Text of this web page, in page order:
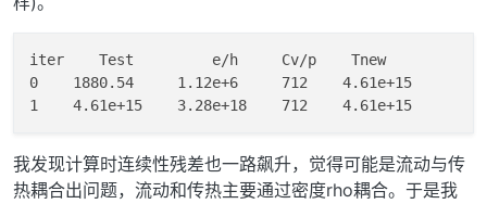
iter    Test         e/h     Cv/p    Tnew
0    1880.54     1.12e+6     712    4.61e+15
我发现计算时连续性残差也一路飙升，觉得可能是流动与传
热耦合出问题，流动和传热主要通过密度rho耦合。于是我